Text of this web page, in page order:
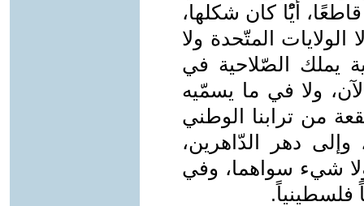
أيًْا كان شكلها،
المتّحدة ولا
يملك الصّلاحية في
ولا في ما يسمّيه
من ترابنا الوطني
دهر الدّاهرين،
شيء سواهما، وفي
فلسطينياً.